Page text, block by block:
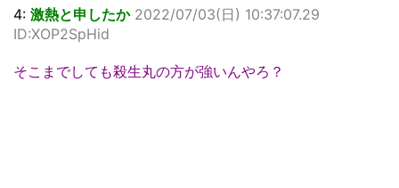
4: 激熱と申したか 2022/07/03(日) 10:37:07.29
ID:XOP2SpHid
そこまでしても殺生丸の方が強いんやろ？